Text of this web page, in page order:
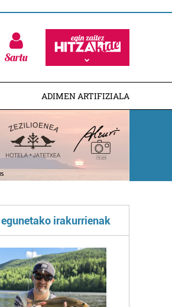
Sartu
ADIMEN ARTIFIZIALA
irakurrienak